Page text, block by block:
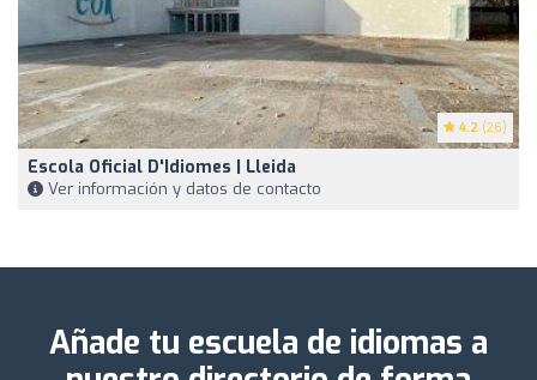
4.2 (26)
Escola Oficial D'Idiomes | Lleida
Ver información y datos de contacto
Añade tu escuela de idiomas a